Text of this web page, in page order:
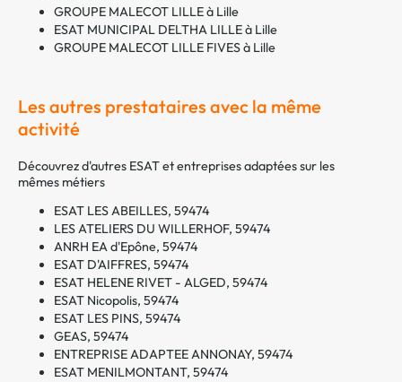
GROUPE MALECOT LILLE à Lille
ESAT MUNICIPAL DELTHA LILLE à Lille
GROUPE MALECOT LILLE FIVES à Lille
Les autres prestataires avec la même
activité
Découvrez d'autres ESAT et entreprises adaptées sur les
mêmes métiers
ESAT LES ABEILLES, 59474
LES ATELIERS DU WILLERHOF, 59474
ANRH EA d'Epône, 59474
ESAT D'AIFFRES, 59474
ESAT HELENE RIVET - ALGED, 59474
ESAT Nicopolis, 59474
ESAT LES PINS, 59474
GEAS, 59474
ENTREPRISE ADAPTEE ANNONAY, 59474
ESAT MENILMONTANT, 59474